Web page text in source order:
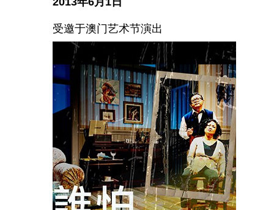
受邀于澳门艺术节演出